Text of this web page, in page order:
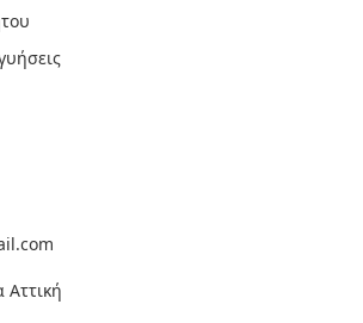
Αττική